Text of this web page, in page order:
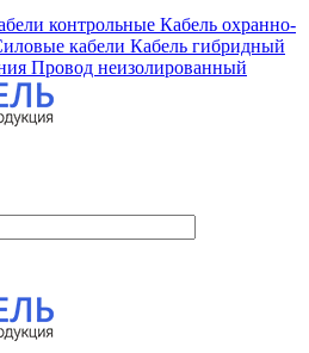
контрольные Кабель охранно-
кабели Кабель гибридный
Провод неизолированный